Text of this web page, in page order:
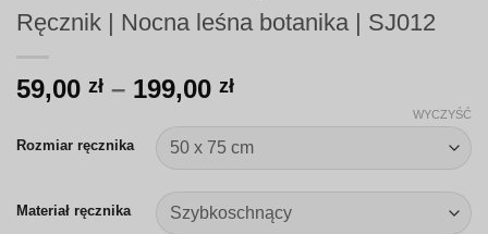
Ręcznik | Nocna leśna botanika | SJ012
59,00 zł – 199,00 złZakres
od
59,00 zł
do
199,00 zł
Rozmiar ręcznika
Materiał ręcznika
WYCZYŚĆ